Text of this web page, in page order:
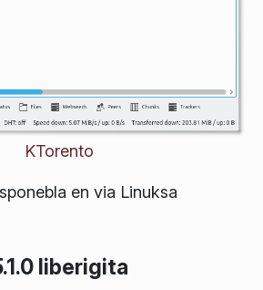
KTorento
en via Linuksa
liberigita